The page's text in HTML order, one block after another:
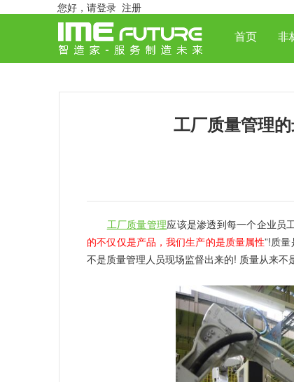
您好， 请登录 注册
首页 非
工厂质量管理
工厂质量管理应该是渗透到每一个企业员
的不仅仅是产品，我们生产的是质量属性”!质
不是质量管理人员现场监督出来的! 质量从来不